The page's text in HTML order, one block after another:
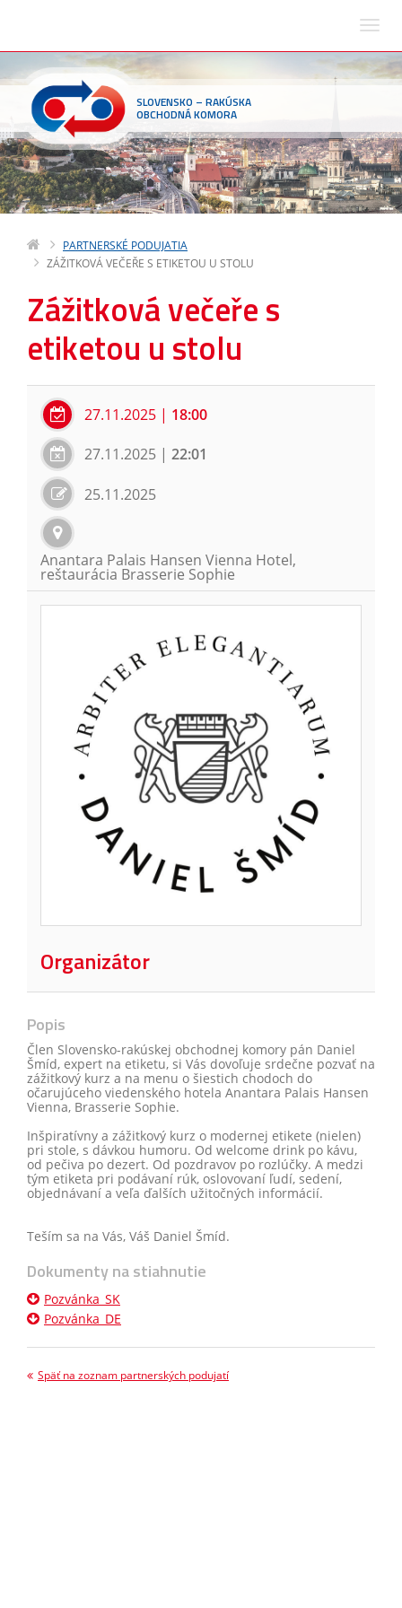
SLOVENSKO – RAKÚSKA
OBCHODNÁ KOMORA
PARTNERSKÉ PODUJATIA
ZÁŽITKOVÁ VEČEŘE S ETIKETOU U STOLU
Zážitková večeře s
etiketou u stolu
27.11.2025 | 18:00
27.11.2025 | 22:01
25.11.2025
Anantara Palais Hansen Vienna Hotel,
reštaurácia Brasserie Sophie
Organizátor
Popis
Člen Slovensko-rakúskej obchodnej komory pán Daniel
Šmíd, expert na etiketu, si Vás dovoľuje srdečne pozvať na
zážitkový kurz a na menu o šiestich chodoch do
očarujúceho viedenského hotela Anantara Palais Hansen
Vienna, Brasserie Sophie.
Inšpiratívny a zážitkový kurz o modernej etikete (nielen)
pri stole, s dávkou humoru. Od welcome drink po kávu,
od pečiva po dezert. Od pozdravov po rozlúčky. A medzi
tým etiketa pri podávaní rúk, oslovovaní ľudí, sedení,
objednávaní a veľa ďalších užitočných informácií.
Teším sa na Vás, Váš Daniel Šmíd.
Dokumenty na stiahnutie
Pozvánka_SK
Pozvánka_DE
Späť na zoznam partnerských podujatí